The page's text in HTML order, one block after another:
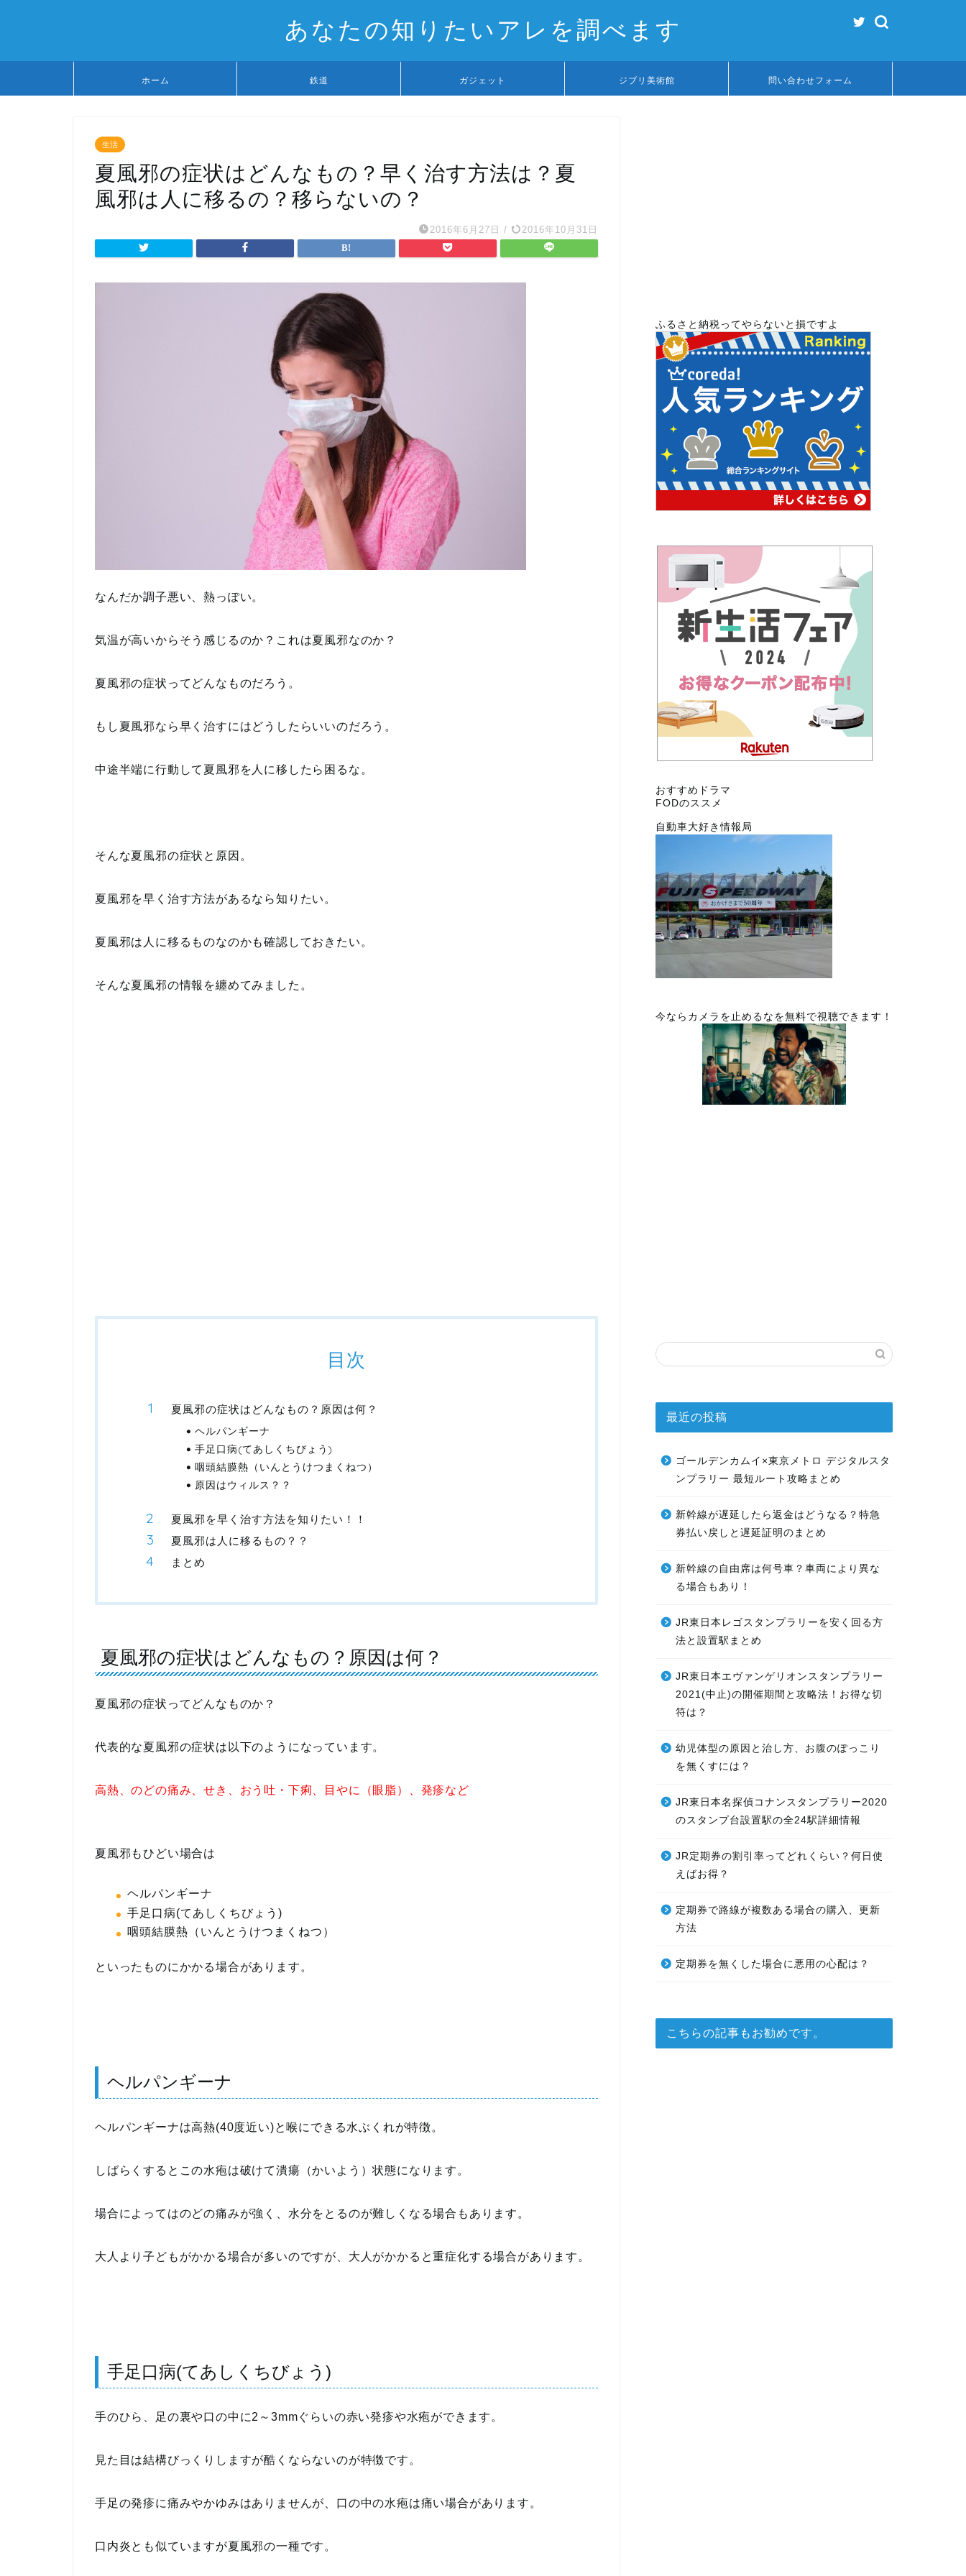
あなたの知りたいアレを調べます
ホーム 鉄道 ガジェット ジブリ美術館 問い合わせフォーム
生活
夏風邪の症状はどんなもの？早く治す方法は？夏
風邪は人に移るの？移らないの？
2016年6月27日 / 2016年10月31日
なんだか調子悪い、熱っぽい。
気温が高いからそう感じるのか？これは夏風邪なのか？
夏風邪の症状ってどんなものだろう。
もし夏風邪なら早く治すにはどうしたらいいのだろう。
中途半端に行動して夏風邪を人に移したら困るな。
そんな夏風邪の症状と原因。
夏風邪を早く治す方法があるなら知りたい。
夏風邪は人に移るものなのかも確認しておきたい。
そんな夏風邪の情報を纏めてみました。
目次
夏風邪の症状はどんなもの？原因は何？
ヘルパンギーナ
手足口病(てあしくちびょう)
咽頭結膜熱（いんとうけつまくねつ）
原因はウィルス？？
夏風邪を早く治す方法を知りたい！！
夏風邪は人に移るもの？？
まとめ
夏風邪の症状はどんなもの？原因は何？
夏風邪の症状ってどんなものか？
代表的な夏風邪の症状は以下のようになっています。
高熱、のどの痛み、せき、おう吐・下痢、目やに（眼脂）、発疹など
夏風邪もひどい場合は
ヘルパンギーナ
手足口病(てあしくちびょう)
咽頭結膜熱（いんとうけつまくねつ）
といったものにかかる場合があります。
ヘルパンギーナ
ヘルパンギーナは高熱(40度近い)と喉にできる水ぶくれが特徴。
しばらくするとこの水疱は破けて潰瘍（かいよう）状態になります。
場合によってはのどの痛みが強く、水分をとるのが難しくなる場合もあります。
大人より子どもがかかる場合が多いのですが、大人がかかると重症化する場合があります。
手足口病(てあしくちびょう)
手のひら、足の裏や口の中に2～3mmぐらいの赤い発疹や水疱ができます。
見た目は結構びっくりしますが酷くならないのが特徴です。
手足の発疹に痛みやかゆみはありませんが、口の中の水疱は痛い場合があります。
口内炎とも似ていますが夏風邪の一種です。
ふるさと納税ってやらないと損ですよ
おすすめドラマ
FODのススメ
自動車大好き情報局
今ならカメラを止めるなを無料で視聴できます！
最近の投稿
ゴールデンカムイ×東京メトロ デジタルスタ
ンプラリー 最短ルート攻略まとめ
新幹線が遅延したら返金はどうなる？特急
券払い戻しと遅延証明のまとめ
新幹線の自由席は何号車？車両により異な
る場合もあり！
JR東日本レゴスタンプラリーを安く回る方
法と設置駅まとめ
JR東日本エヴァンゲリオンスタンプラリー
2021(中止)の開催期間と攻略法！お得な切
符は？
幼児体型の原因と治し方、お腹のぽっこり
を無くすには？
JR東日本名探偵コナンスタンプラリー2020
のスタンプ台設置駅の全24駅詳細情報
JR定期券の割引率ってどれくらい？何日使
えばお得？
定期券で路線が複数ある場合の購入、更新
方法
定期券を無くした場合に悪用の心配は？
こちらの記事もお勧めです。